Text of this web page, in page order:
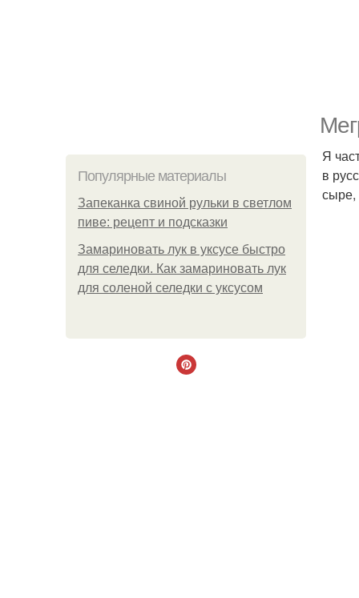
Популярные материалы
Запеканка свиной рульки в светлом
пиве: рецепт и подсказки
Замариновать лук в уксусе быстро
для селедки. Как замариновать лук
для соленой селедки с уксусом
Я
в
сыре,